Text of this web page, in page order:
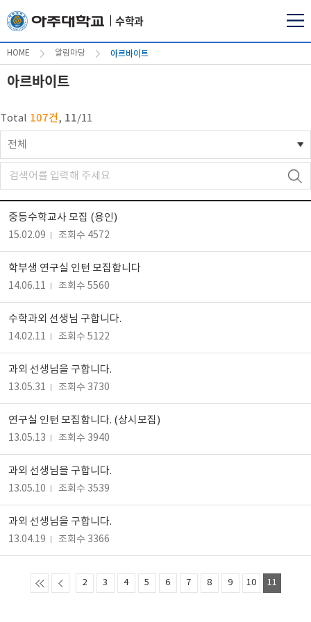
수학과
HOME 알림마당 아르바이트
아르바이트
Total 107건, 11/11
전체
중등수학교사 모집 (용인)
15.02.09 조회수 4572
학부생 연구실 인턴 모집합니다
14.06.11 조회수 5560
수학과외 선생님 구합니다.
14.02.11 조회수 5122
과외 선생님을 구합니다.
13.05.31 조회수 3730
연구실 인턴 모집합니다. (상시모집)
13.05.13 조회수 3940
과외 선생님을 구합니다.
13.05.10 조회수 3539
과외 선생님을 구합니다.
13.04.19 조회수 3366
2 3 4 5 6 7 8 9 10 11